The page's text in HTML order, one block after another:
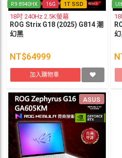
R9 8940HX 16G 1T SSD
18吋 240Hz 2.5K螢幕
ROG Strix G18 (2025) G814 潮
幻黑
NT$64999
加入購物車
ASUS